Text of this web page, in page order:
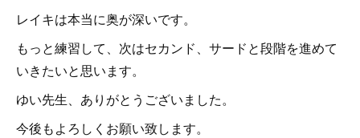
レイキは本当に奥が深いです。
もっと練習して、次はセカンド、サードと段階を進めて
いきたいと思います。
ゆい先生、ありがとうございました。
今後もよろしくお願い致します。